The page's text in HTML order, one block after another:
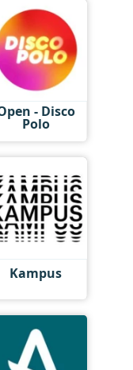
- Disco
Polo
Kampus